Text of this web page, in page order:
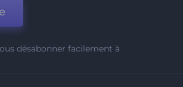
désabonner facilement à